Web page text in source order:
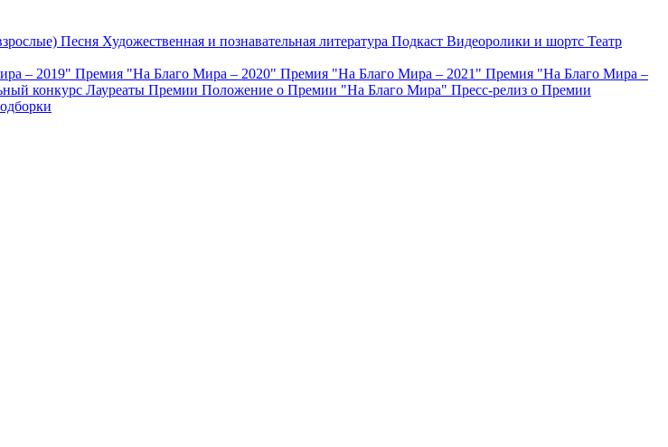
Песня Художественная и познавательная литература Подкаст Видеоролики и шортс Театр
– 2019" Премия "На Благо Мира – 2020" Премия "На Благо Мира – 2021" Премия "На Благо Мира –
конкурс Лауреаты Премии Положение о Премии "На Благо Мира" Пресс-релиз о Премии